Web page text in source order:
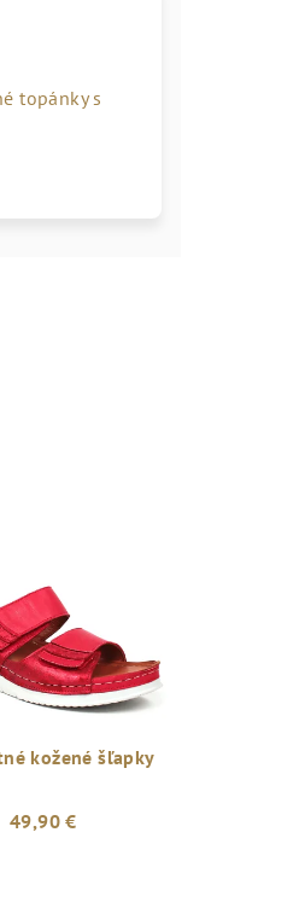
topánky s
kožené šľapky
49,90 €